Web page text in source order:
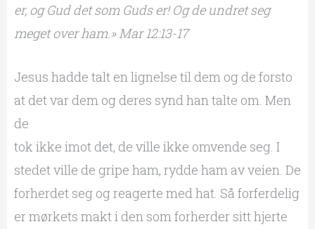
er, og Gud det som Guds er! Og de undret seg
meget over ham.» Mar 12:13-17
Jesus hadde talt en lignelse til dem og de forsto
at det var dem og deres synd han talte om. Men
de
tok ikke imot det, de ville ikke omvende seg. I
stedet ville de gripe ham, rydde ham av veien. De
forherdet seg og reagerte med hat. Så forferdelig
er mørkets makt i den som forherder sitt hjerte